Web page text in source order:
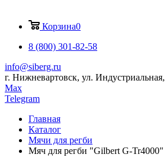
Корзина0
8 (800) 301-82-58
info@siberg.ru
г. Нижневартовск, ул.
Max
Telegram
Главная
Каталог
Мячи для регби
Мяч для регби "Gilbert G-